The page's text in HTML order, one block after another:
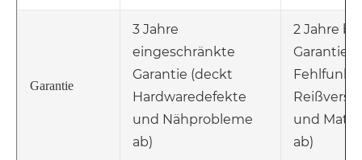
Garantie
3 Jahre
eingeschränkte
Garantie (deckt
Hardwaredefekte
und Nähprobleme
ab)
2 Jahre
Garantie
und
ab)